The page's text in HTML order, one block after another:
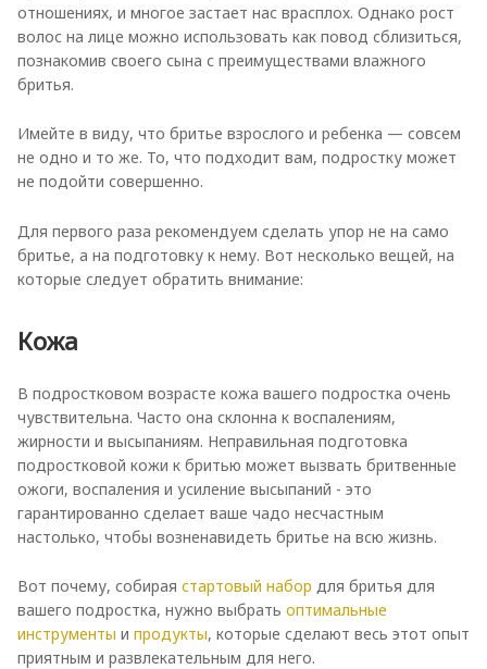
отношениях, и многое застает нас врасплох. Однако рост
волос на лице можно использовать как повод сблизиться,
познакомив своего сына с преимуществами влажного
бритья.
Имейте в виду, что бритье взрослого и ребенка — совсем
не одно и то же. То, что подходит вам, подростку может
не подойти совершенно.
Для первого раза рекомендуем сделать упор не на само
бритье, а на подготовку к нему. Вот несколько вещей, на
которые следует обратить внимание:
Кожа
В подростковом возрасте кожа вашего подростка очень
чувствительна. Часто она склонна к воспалениям,
жирности и высыпаниям. Неправильная подготовка
подростковой кожи к бритью может вызвать бритвенные
ожоги, воспаления и усиление высыпаний - это
гарантированно сделает ваше чадо несчастным
настолько, чтобы возненавидеть бритье на всю жизнь.
Вот почему, собирая стартовый набор для бритья для
вашего подростка, нужно выбрать оптимальные
инструменты и продукты, которые сделают весь этот опыт
приятным и развлекательным для него.